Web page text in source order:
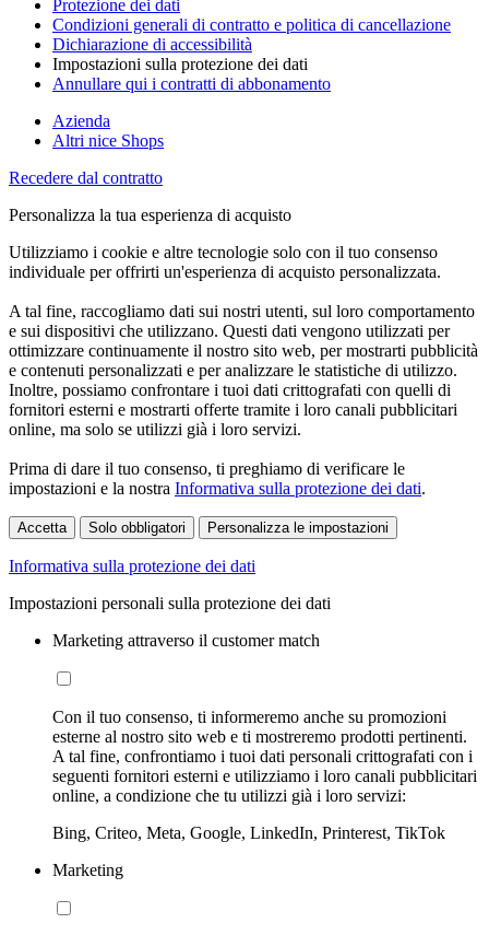
Protezione dei dati
Condizioni generali di contratto e politica di cancellazione
Dichiarazione di accessibilità
Impostazioni sulla protezione dei dati
Annullare qui i contratti di abbonamento
Azienda
Altri nice Shops
Recedere dal contratto
Personalizza la tua esperienza di acquisto
Utilizziamo i cookie e altre tecnologie solo con il tuo consenso
individuale per offrirti un'esperienza di acquisto personalizzata.
A tal fine, raccogliamo dati sui nostri utenti, sul loro comportamento
e sui dispositivi che utilizzano. Questi dati vengono utilizzati per
ottimizzare continuamente il nostro sito web, per mostrarti pubblicità
e contenuti personalizzati e per analizzare le statistiche di utilizzo.
Inoltre, possiamo confrontare i tuoi dati crittografati con quelli di
fornitori esterni e mostrarti offerte tramite i loro canali pubblicitari
online, ma solo se utilizzi già i loro servizi.
Prima di dare il tuo consenso, ti preghiamo di verificare le
impostazioni e la nostra Informativa sulla protezione dei dati.
Accetta Solo obbligatori Personalizza le impostazioni
Informativa sulla protezione dei dati
Impostazioni personali sulla protezione dei dati
Marketing attraverso il customer match
Con il tuo consenso, ti informeremo anche su promozioni
esterne al nostro sito web e ti mostreremo prodotti pertinenti.
A tal fine, confrontiamo i tuoi dati personali crittografati con i
seguenti fornitori esterni e utilizziamo i loro canali pubblicitari
online, a condizione che tu utilizzi già i loro servizi:
Bing, Criteo, Meta, Google, LinkedIn, Printerest, TikTok
Marketing